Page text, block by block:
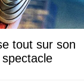
tout sur son